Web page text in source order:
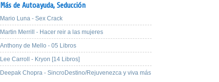
Más de Autoayuda, Seducción
Mario Luna - Sex Crack
Martin Merrill - Hacer reir a las mujeres
Anthony de Mello - 05 Libros
Lee Carroll - Kryon [14 Libros]
Deepak Chopra - SincroDestino/Rejuvenezca y viva más